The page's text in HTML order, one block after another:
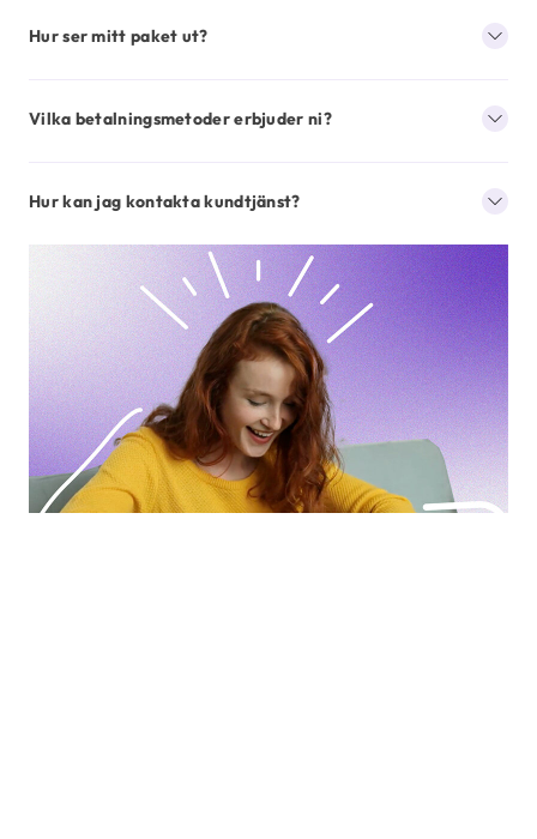
Hur ser mitt paket ut?
Vilka betalningsmetoder erbjuder ni?
Hur kan jag kontakta kundtjänst?